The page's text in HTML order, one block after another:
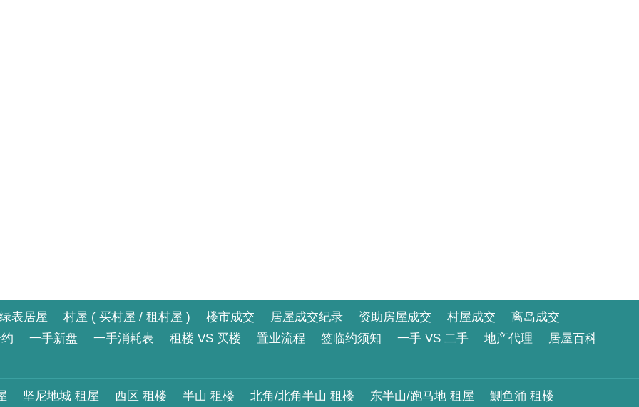
绿表居屋 村屋 ( 买村屋 / 租村屋 ) 楼市成交 居屋成交纪录 资助房屋成交 村屋成交
离岛成交
一手新盘 一手消耗表 租楼 VS 买楼 置业流程 签临约须知 一手 VS 二手 地产代理 居屋百科
坚尼地城 租屋 西区 租楼 半山 租楼 北角/北角半山 租楼 东半山/跑马地 租屋
鰂鱼涌 租楼